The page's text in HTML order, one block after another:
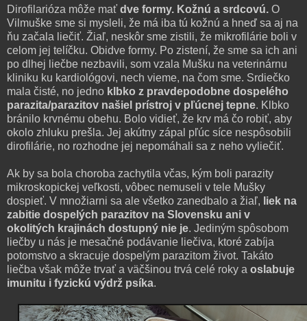
Dirofilarióza môže mať dve formy. Kožnú a srdcovú. O
Vilmuške sme si mysleli, že má iba tú kožnú a hneď sa aj na
ňu začala liečiť. Žiaľ, neskôr sme zistili, že mikrofilárie boli v
celom jej telíčku. Obidve formy. Po zistení, že sme sa ich ani
po dlhej liečbe nezbavili, som vzala Mušku na veterinárnu
kliniku ku kardiológovi, nech vieme, na čom sme. Srdiečko
mala čisté, no jedno klbko z pravdepodobne dospelého
parazita/parazitov našiel prístroj v pľúcnej tepne. Klbko
bránilo krvnému obehu. Bolo vidieť, že krv má čo robiť, aby
okolo zhluku prešla. Jej akútny zápal pľúc síce nespôsobili
dirofilárie, no rozhodne jej nepomáhali sa z neho vyliečiť.
Ak by sa bola choroba zachytila včas, kým boli parazity
mikroskopickej veľkosti, vôbec nemuseli v tele Mušky
dospieť. V množiarni sa ale všetko zanedbalo a žiaľ, liek na
zabitie dospelých parazitov na Slovensku ani v
okolitých krajinách dostupný nie je. Jediným spôsobom
liečby u nás je mesačné podávanie liečiva, ktoré zabíja
potomstvo a skracuje dospelým parazitom život. Takáto
liečba však môže trvať a väčšinou trvá celé roky a oslabuje
imunitu i fyzickú výdrž psíka.